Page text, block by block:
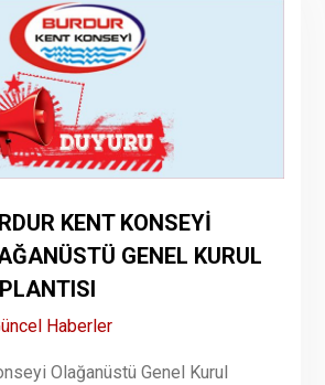
KENT KONSEYİ
GENEL KURUL
Haberler
Olağanüstü Genel Kurul